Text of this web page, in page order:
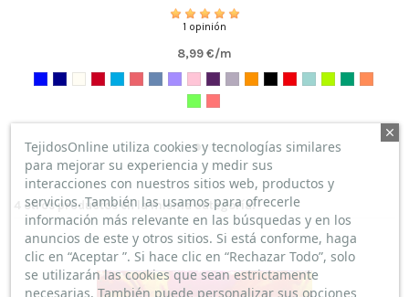
1 opinión
8,99 €/m
4 otros productos en la misma categoría:
TejidosOnline utiliza cookies y tecnologías similares
para mejorar su experiencia y medir sus
interacciones con nuestros sitios web, productos y
servicios. También las usamos para ofrecerle
información más relevante en las búsquedas y en los
anuncios de este y otros sitios. Si está conforme, haga
clic en “Aceptar ”. Si hace clic en “Rechazar Todo”, solo
se utilizarán las cookies que sean estrictamente
necesarias. También puede personalizar sus opciones